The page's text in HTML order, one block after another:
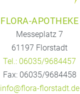
FLORA-APOTHEKE
Messeplatz 7
61197 Florstadt
Tel.: 06035/9684457
Fax: 06035/9684458
info@flora-florstadt.de